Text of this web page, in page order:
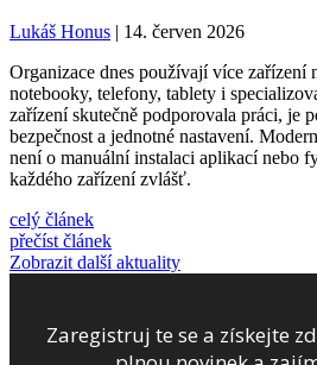
Lukáš Honus | 14. červen 2026
Organizace dnes používají více
notebooky, telefony, tablety i
zařízení skutečně podporovala práci, je
bezpečnost a jednotné nastavení.
není o manuální instalaci aplikací nebo
každého zařízení zvlášť.
celý článek
přečíst článek
Zobrazit další aktuality
Zaregistruj te se a získejte